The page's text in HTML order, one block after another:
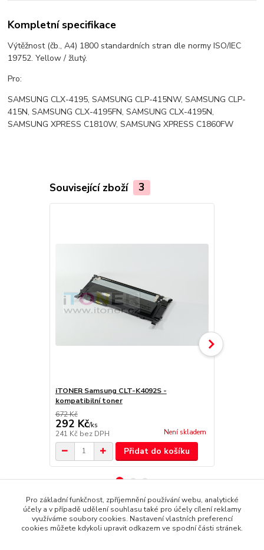
Kompletní specifikace
Výtěžnost (čb., A4) 1800 standardních stran dle normy ISO/IEC
19752. Yellow / žlutý.
Pro:
SAMSUNG CLX-4195, SAMSUNG CLP-415NW, SAMSUNG CLP-
415N, SAMSUNG CLX-4195FN, SAMSUNG CLX-4195N,
SAMSUNG XPRESS C1810W, SAMSUNG XPRESS C1860FW
Související zboží 3
iTONER Samsung CLT-K4092S -
kompatibilní toner
672 Kč
292 Kč/ks
241 Kč bez DPH Není skladem
Přidat do košíku
Zboží zařazeno v kategoriích
Pro základní funkčnost, zpříjemnění používání webu, analytické
účely a v případě udělení souhlasu také pro účely cílení reklamy
využíváme soubory cookies. Nastavení vlastních preferencí
cookies můžete kdykoli upravit odkazem ve spodní části stránek.